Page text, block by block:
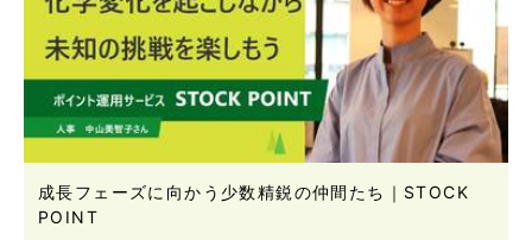
成長フェーズに向かう少数精鋭の仲間たち｜STOCK
POINT